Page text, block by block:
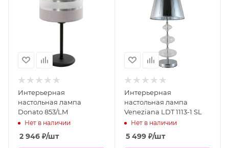
Интерьерная
настольная лампа
Donato 853/LM
Нет в наличии
2 946 ₽/шт
Интерьерная
настольная лампа
Veneziana LDT 1113-1 SL
Нет в наличии
5 499₽/шт